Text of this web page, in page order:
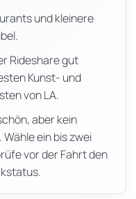
und kleinere
Rideshare gut
Kunst- und
von LA.
aber kein
ein bis zwei
vor der Fahrt den